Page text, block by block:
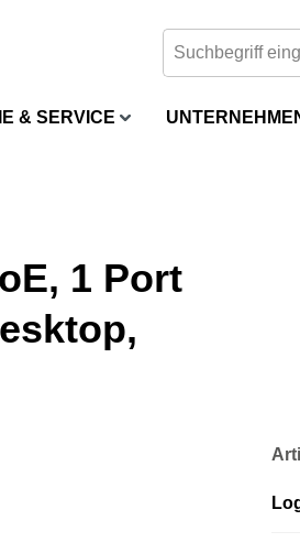
& SERVICE
1 Port